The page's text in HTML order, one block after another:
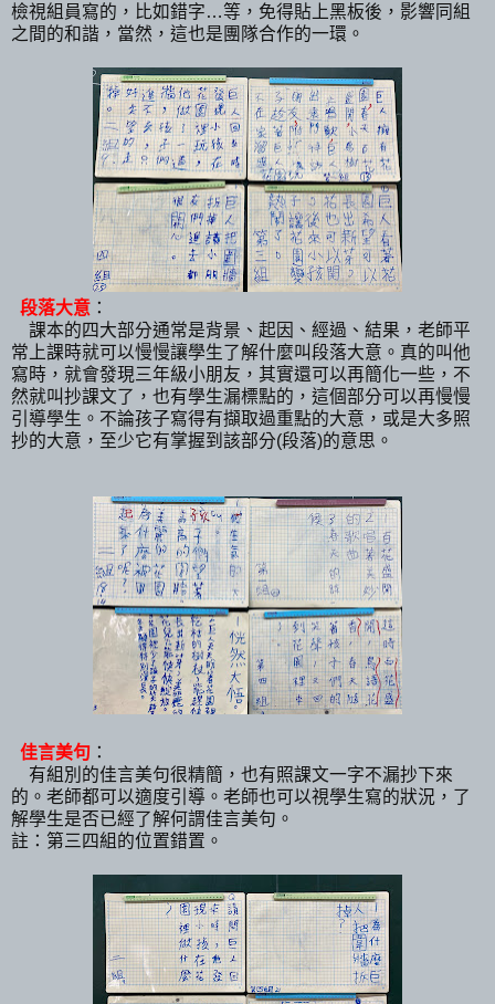
檢視組員寫的，比如錯字…等，免得貼上黑板後，影響同組
之間的和諧，當然，這也是團隊合作的一環。
段落大意 ：
課本的四大部分通常是背景、起因、經過、結果，老師平
常上課時就可以慢慢讓學生了解什麼叫段落大意。真的叫他
寫時，就會發現三年級小朋友，其實還可以再簡化一些，不
然就叫抄課文了，也有學生漏標點的，這個部分可以再慢慢
引導學生。不論孩子寫得有擷取過重點的大意，或是大多照
抄的大意，至少它有掌握到該部分(段落)的意思。
佳言美句 ：
有組別的佳言美句很精簡，也有照課文一字不漏抄下來
的。老師都可以適度引導。老師也可以視學生寫的狀況，了
解學生是否已經了解何謂佳言美句。
註：第三四組的位置錯置。